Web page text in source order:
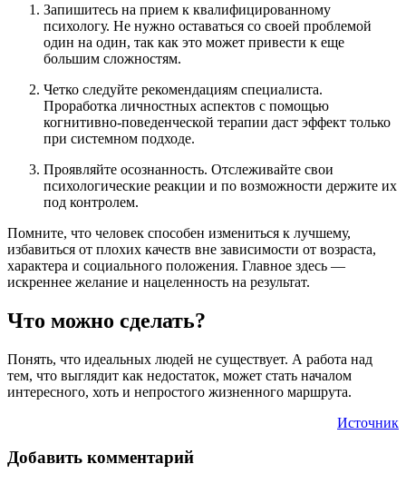
Запишитесь на прием к квалифицированному
психологу. Не нужно оставаться со своей проблемой
один на один, так как это может привести к еще
большим сложностям.
Четко следуйте рекомендациям специалиста.
Проработка личностных аспектов с помощью
когнитивно-поведенческой терапии даст эффект только
при системном подходе.
Проявляйте осознанность. Отслеживайте свои
психологические реакции и по возможности держите их
под контролем.
Помните, что человек способен измениться к лучшему,
избавиться от плохих качеств вне зависимости от возраста,
характера и социального положения. Главное здесь —
искреннее желание и нацеленность на результат.
Что можно сделать?
Понять, что идеальных людей не существует. А работа над
тем, что выглядит как недостаток, может стать началом
интересного, хоть и непростого жизненного маршрута.
Источник
Добавить комментарий